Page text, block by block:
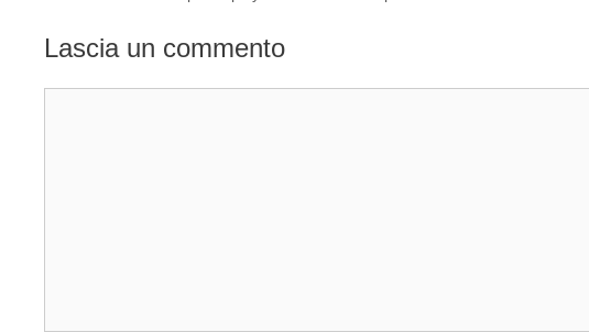
Lascia un commento